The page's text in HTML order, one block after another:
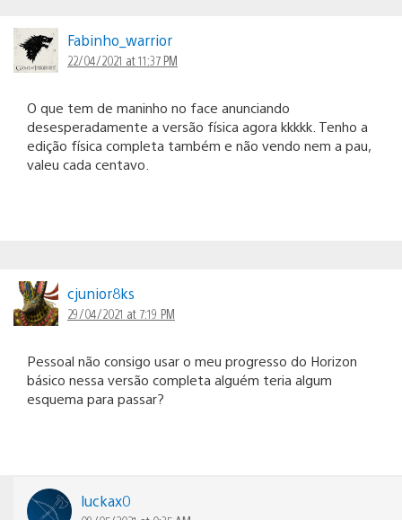
Fabinho_warrior
22/04/2021 at 11:37 PM
O que tem de maninho no face anunciando
desesperadamente a versão física agora kkkkk. Tenho a
edição física completa também e não vendo nem a pau,
valeu cada centavo.
cjunior8ks
29/04/2021 at 7:19 PM
Pessoal não consigo usar o meu progresso do Horizon
básico nessa versão completa alguém teria algum
esquema para passar?
luckax0